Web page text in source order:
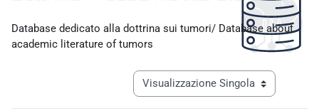
Database dedicato alla dottrina sui tumori/ Database about
academic literature of tumors
Navigazione terziaria modalità